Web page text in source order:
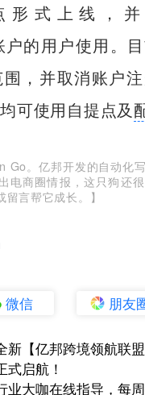
形式上线，
的用户使用。
，并取消账户
可使用自提点及
Go。亿邦开发的自动化
电商圈情报，这只狗还
言帮它成长。】
微信 朋友
新【亿邦跨境领航联
式启航！
业大咖在线指导，每